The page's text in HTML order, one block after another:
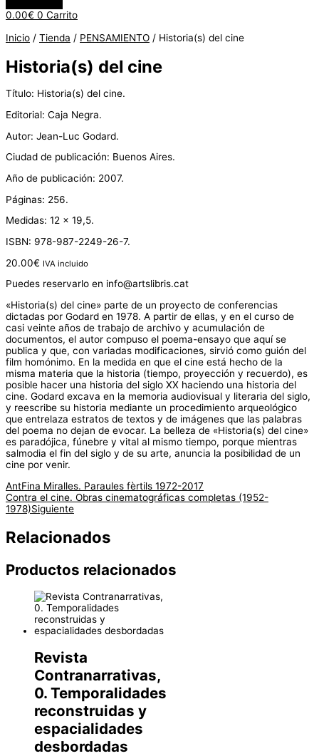
0.00€ 0 Carrito
Inicio / Tienda / PENSAMIENTO / Historia(s) del cine
Historia(s) del cine
Título: Historia(s) del cine.
Editorial: Caja Negra.
Autor: Jean-Luc Godard.
Ciudad de publicación: Buenos Aires.
Año de publicación: 2007.
Páginas: 256.
Medidas: 12 x 19,5.
ISBN: 978-987-2249-26-7.
20.00€ IVA incluido
Puedes reservarlo en info@artslibris.cat
«Historia(s) del cine» parte de un proyecto de conferencias
dictadas por Godard en 1978. A partir de ellas, y en el curso de
casi veinte años de trabajo de archivo y acumulación de
documentos, el autor compuso el poema-ensayo que aquí se
publica y que, con variadas modificaciones, sirvió como guión del
film homónimo. En la medida en que el cine está hecho de la
misma materia que la historia (tiempo, proyección y recuerdo), es
posible hacer una historia del siglo XX haciendo una historia del
cine. Godard excava en la memoria audiovisual y literaria del siglo,
y reescribe su historia mediante un procedimiento arqueológico
que entrelaza estratos de textos y de imágenes que las palabras
del poema no dejan de evocar. La belleza de «Historia(s) del cine»
es paradójica, fúnebre y vital al mismo tiempo, porque mientras
salmodia el fin del siglo y de su arte, anuncia la posibilidad de un
cine por venir.
AntFina Miralles. Paraules fèrtils 1972-2017
Contra el cine. Obras cinematográficas completas (1952-
1978)Siguiente
Relacionados
Productos relacionados
Revista
Contranarrativas,
0. Temporalidades
reconstruidas y
espacialidades
desbordadas